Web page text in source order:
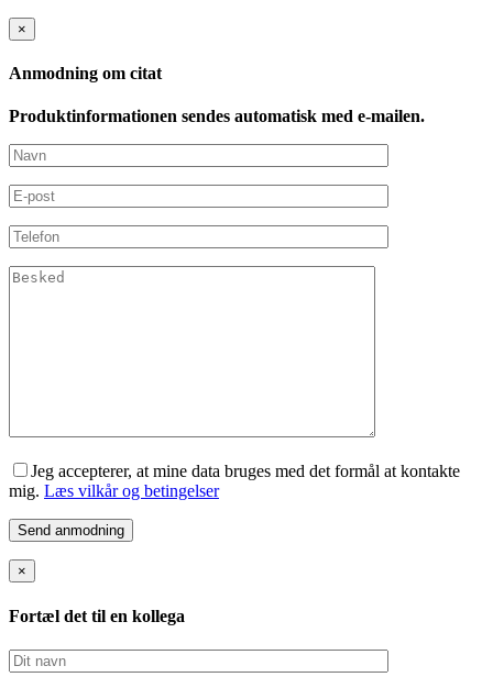
×
Anmodning om citat
Produktinformationen sendes automatisk med e-mailen.
Jeg accepterer, at mine data bruges med det formål at kontakte
mig. Læs vilkår og betingelser
×
Fortæl det til en kollega